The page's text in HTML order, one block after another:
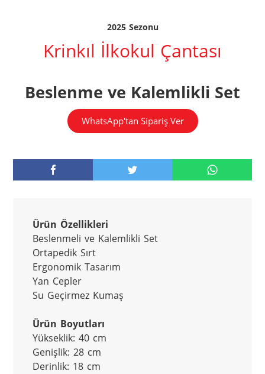
2025 Sezonu
Krinkıl İlkokul Çantası
Beslenme ve Kalemlikli Set
WhatsApp'tan Sipariş Ver
Ürün Özellikleri
Beslenmeli ve Kalemlikli Set
Ortapedik Sırt
Ergonomik Tasarım
Yan Cepler
Su Geçirmez Kumaş
Ürün Boyutları
Yükseklik: 40 cm
Genişlik: 28 cm
Derinlik: 18 cm